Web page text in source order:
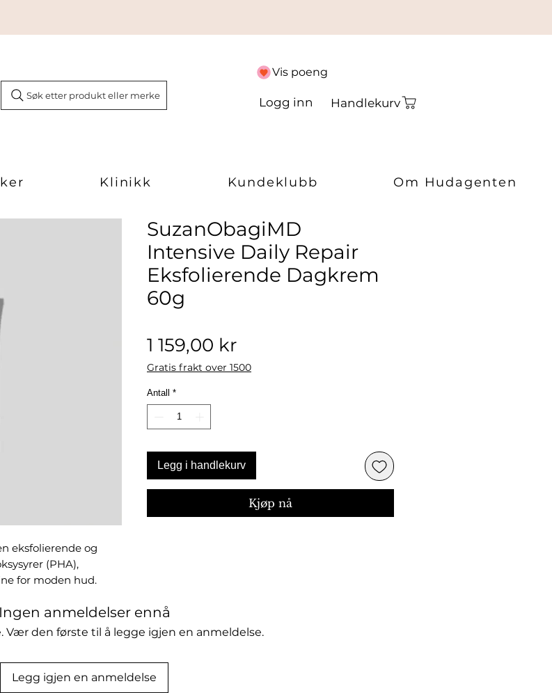
Søk etter produkt eller merke
Vis poeng
Logg inn Handlekurv
Klinikk Kundeklubb Om Hudagenten
eksfolierende og
(PHA),
for moden hud.
C) og argan-
SuzanObagiMD
Intensive Daily Repair
Eksfolierende Dagkrem
60g
1 159,00 krPris
Gratis frakt over 1500
Antall *
Legg i handlekurv
Kjøp nå
Ingen anmeldelser ennå
Vær den første til å legge igjen en anmeldelse.
Legg igjen en anmeldelse